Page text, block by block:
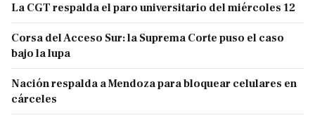
La CGT respalda el paro universitario del miércoles 12
Corsa del Acceso Sur: la Suprema Corte puso el caso
bajo la lupa
Nación respalda a Mendoza para bloquear celulares en
cárceles